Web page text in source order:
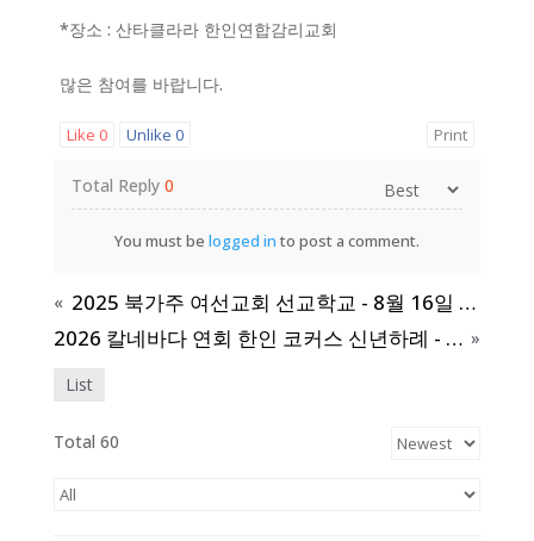
*장소 : 산타클라라 한인연합감리교회
많은 참여를 바랍니다.
Like 0 Unlike 0 Print
Total Reply 0
You must be logged in to post a comment.
«
2025 북가주 여선교회 선교학교 - 8월 16일 (토) 오전 10시
2026 칼네바다 연회 한인 코커스 신년하례 - 1월 19일 (월) 오전 11시 »
List
Total 60